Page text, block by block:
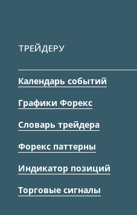
ТРЕЙДЕРУ
Календарь событий
Графики Форекс
Словарь трейдера
Форекс паттерны
Индикатор позиций
Торговые сигналы